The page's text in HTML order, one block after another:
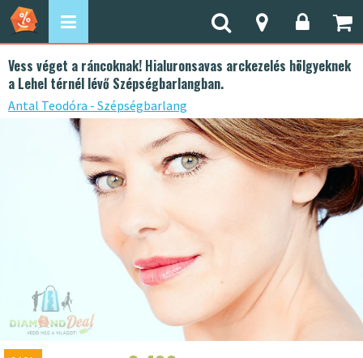
Vess véget a ráncoknak! Hialuronsavas arckezelés hölgyeknek
a Lehel térnél lévő Szépségbarlangban.
Antal Teodóra - Szépségbarlang